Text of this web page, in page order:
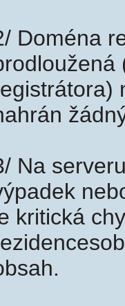
Doména
Na
kritická